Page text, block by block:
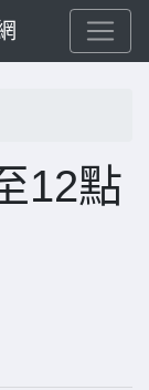
12點